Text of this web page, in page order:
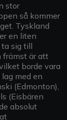
stor
så kommer
Tyskland
en liten
sig till
främst är att
borde vara
med en
(Edmonton),
(Eisbären
absolut